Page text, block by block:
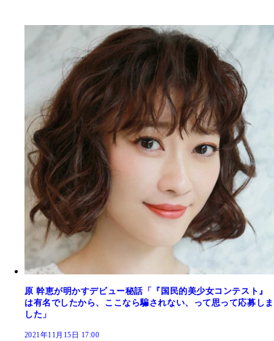
原 幹恵が明かすデビュー秘話「『国民的美少女コンテスト』
は有名でしたから、ここなら騙されない、って思って応募しま
した」
2021年11月15日 17:00